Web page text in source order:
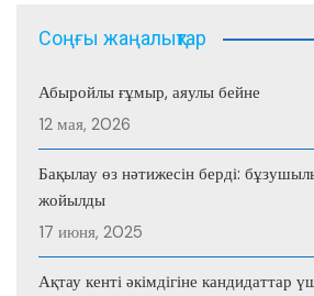
Соңғы жаңалықтар
Абыройлы ғұмыр, аяулы бейне
12 мая, 2026
Бақылау өз нәтижесін берді:
жойылды
17 июня, 2025
Ақтау кенті әкімдігіне кандидаттар